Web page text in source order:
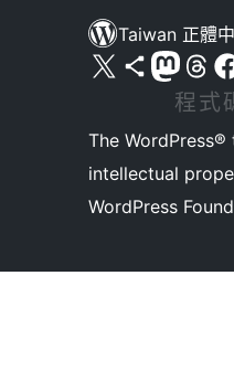
Taiwan 正體
查看我們的 X (之前的 Twitter) 帳號 造訪我們的 Bluesky 帳號 造訪我們的 Mastodon 帳號 造訪我們的 Threads 帳號 造訪我們的
程式
The
intellectual
WordPress